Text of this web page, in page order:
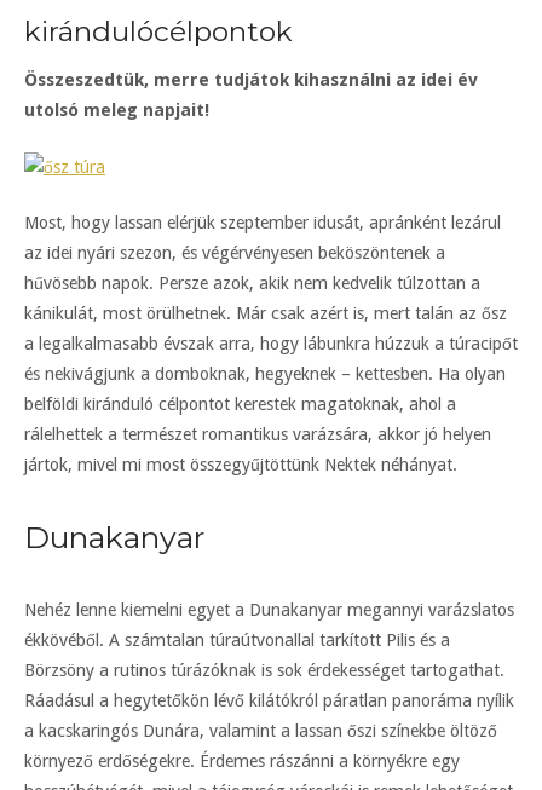
kirándulócélpontok
Összeszedtük, merre tudjátok kihasználni az idei év
utolsó meleg napjait!
Most, hogy lassan elérjük szeptember idusát, apránként lezárul
az idei nyári szezon, és végérvényesen beköszöntenek a
hűvösebb napok. Persze azok, akik nem kedvelik túlzottan a
kánikulát, most örülhetnek. Már csak azért is, mert talán az ősz
a legalkalmasabb évszak arra, hogy lábunkra húzzuk a túracipőt
és nekivágjunk a domboknak, hegyeknek – kettesben. Ha olyan
belföldi kiránduló célpontot kerestek magatoknak, ahol a
rálelhettek a természet romantikus varázsára, akkor jó helyen
jártok, mivel mi most összegyűjtöttünk Nektek néhányat.
Dunakanyar
Nehéz lenne kiemelni egyet a Dunakanyar megannyi varázslatos
ékkövéből. A számtalan túraútvonallal tarkított Pilis és a
Börzsöny a rutinos túrázóknak is sok érdekességet tartogathat.
Ráadásul a hegytetőkön lévő kilátókról páratlan panoráma nyílik
a kacskaringós Dunára, valamint a lassan őszi színekbe öltöző
környező erdőségekre. Érdemes rászánni a környékre egy